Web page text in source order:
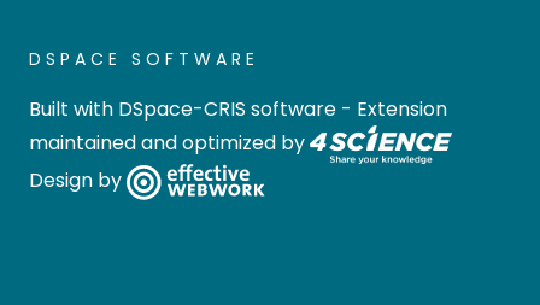
DSPACE SOFTWARE
Built with DSpace-CRIS software - Extension
maintained and optimized by
Design by